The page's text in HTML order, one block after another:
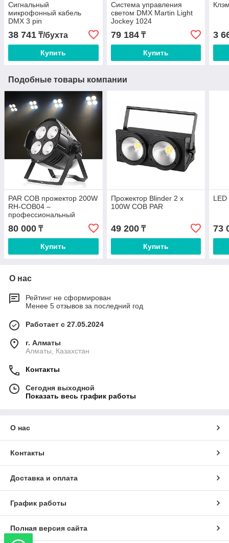
Сигнальный
микрофонный кабель
DMX 3 pin
38 741 ₸/бухта
Купить
Система управления
светом DMX Martin Light
Jockey 1024
79 184₸
Купить
3
Подобные товары компании
PAR COB прожектор 200W
RH-COB04 –
профессиональный
прожектор для концертов,
театров и мероприятий
80 000 ₸
Купить
Прожектор Blinder 2 x
100W COB PAR
49 200₸
Купить
LED
73
О нас
Рейтинг не сформирован
Менее 5 отзывов за последний год
Работает с 27.05.2024
г. Алматы
Алматы, Казахстан
Контакты
Сегодня выходной
Показать весь график работы
О нас
Контакты
Доставка и оплата
График работы
Полная версия сайта